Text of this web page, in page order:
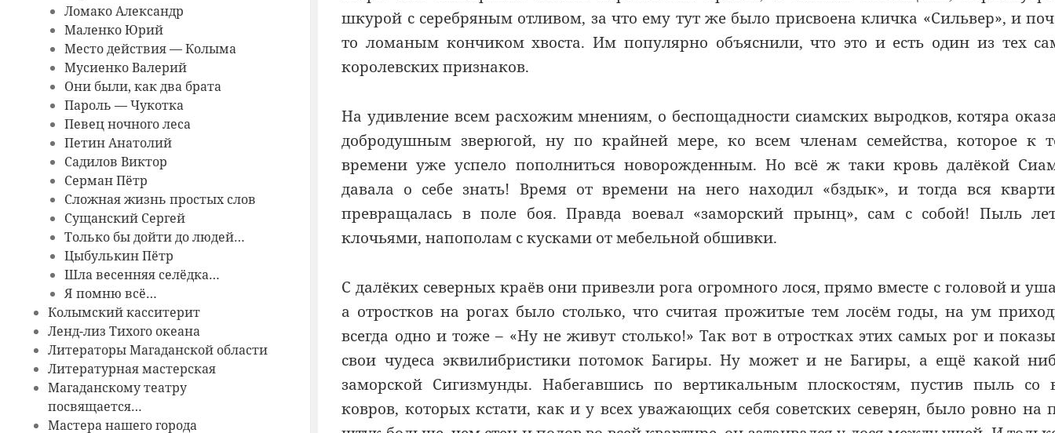
Ломако Александр
Маленко Юрий
Место действия — Колыма
Мусиенко Валерий
Они были, как два брата
Пароль — Чукотка
Певец ночного леса
Петин Анатолий
Садилов Виктор
Серман Пётр
Сложная жизнь простых слов
Сущанский Сергей
Только бы дойти до людей…
Цыбулькин Пётр
Шла весенняя селёдка…
Я помню всё…
Колымский касситерит
Ленд-лиз Тихого океана
Литераторы Магаданской области
Литературная мастерская
Магаданскому театру
посвящается…
Мастера нашего города
шкурой с серебряным отливом, за что ему тут же было присвоена кличка «Сильвер», и
то ломаным кончиком хвоста. Им популярно объяснили, что это и есть один из тех
королевских признаков.
На удивление всем расхожим мнениям, о беспощадности сиамских выродков, котяра
добродушным зверюгой, ну по крайней мере, ко всем членам семейства, которое к
времени уже успело пополниться новорожденным. Но всё ж таки кровь далёкой
давала о себе знать! Время от времени на него находил «бздык», и тогда вся
превращалась в поле боя. Правда воевал «заморский прынц», сам с собой! Пыль
клочьями, напополам с кусками от мебельной обшивки.
С далёких северных краёв они привезли рога огромного лося, прямо вместе с головой и
а отростков на рогах было столько, что считая прожитые тем лосём годы, на ум
всегда одно и тоже – «Ну не живут столько!» Так вот в отростках этих самых рог и
свои чудеса эквилибристики потомок Багиры. Ну может и не Багиры, а ещё какой
заморской Сигизмунды. Набегавшись по вертикальным плоскостям, пустив пыль со
ковров, которых кстати, как и у всех уважающих себя советских северян, было ровно на